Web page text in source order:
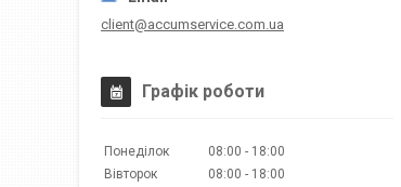
client@accumservice.com.ua
Графік роботи
Понеділок 08:00
18:00
Вівторок
08:00
18:00